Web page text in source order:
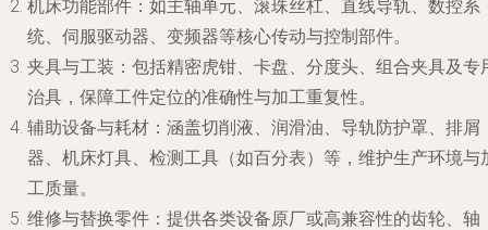
机床功能部件 ：如主轴单元、滚珠丝杠、直线导轨、数控系
统、伺服驱动器、变频器等核心传动与控制部件。
夹具与工装 ：包括精密虎钳、卡盘、分度头、组合夹具及专
治具，保障工件定位的准确性与加工重复性。
辅助设备与耗材 ：涵盖切削液、润滑油、导轨防护罩、排屑
器、机床灯具、检测工具（如百分表）等，维护生产环境与
工质量。
维修与替换零件 ：提供各类设备原厂或高兼容性的齿轮、轴